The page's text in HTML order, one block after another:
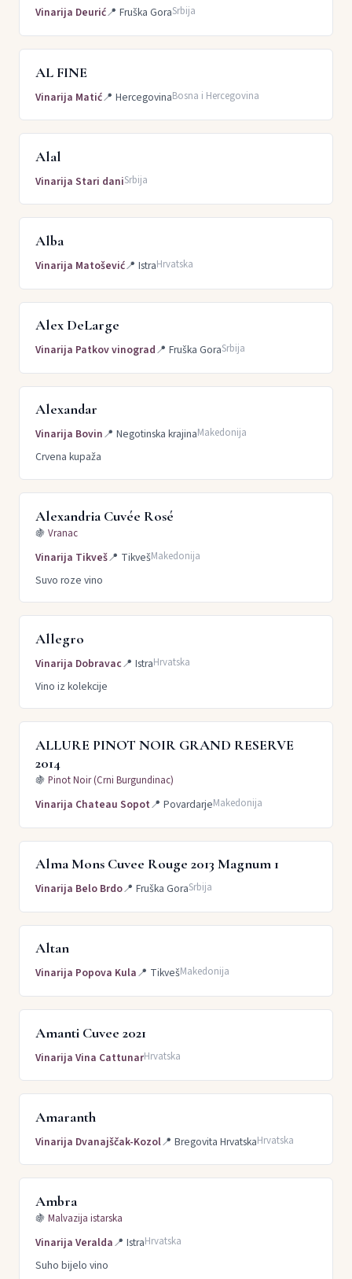
Vinarija Deurić📍 Fruška GoraSrbija
AL FINE
Vinarija Matić📍 HercegovinaBosna i Hercegovina
Alal
Vinarija Stari daniSrbija
Alba
Vinarija Matošević📍 IstraHrvatska
Alex DeLarge
Vinarija Patkov vinograd📍 Fruška GoraSrbija
Alexandar
Vinarija Bovin📍 Negotinska krajinaMakedonija
Crvena kupaža
Alexandria Cuvée Rosé
🍇 Vranac
Vinarija Tikveš📍 TikvešMakedonija
Suvo roze vino
Allegro
Vinarija Dobravac📍 IstraHrvatska
Vino iz kolekcije
ALLURE PINOT NOIR GRAND RESERVE
2014
🍇 Pinot Noir (Crni Burgundinac)
Vinarija Chateau Sopot📍 PovardarjeMakedonija
Alma Mons Cuvee Rouge 2013 Magnum 1
Vinarija Belo Brdo📍 Fruška GoraSrbija
Altan
Vinarija Popova Kula📍 TikvešMakedonija
Amanti Cuvee 2021
Vinarija Vina CattunarHrvatska
Amaranth
Vinarija Dvanajščak-Kozol📍 Bregovita HrvatskaHrvatska
Ambra
🍇 Malvazija istarska
Vinarija Veralda📍 IstraHrvatska
Suho bijelo vino